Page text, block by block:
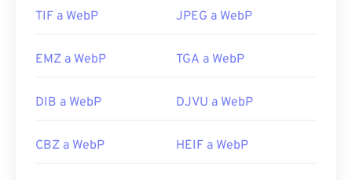
Utilice nuestro
Selector de colorpara elegir
TIF a WebP JPEG a WebP
EMZ a WebP TGA a WebP
DIB a WebP DJVU a WebP
CBZ a WebP HEIF a WebP